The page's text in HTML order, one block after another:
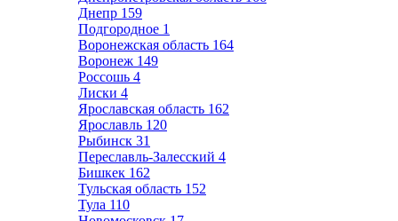
Днепр 159
Подгородное 1
Воронежская область 164
Воронеж 149
Россошь 4
Лиски 4
Ярославская область 162
Ярославль 120
Рыбинск 31
Переславль-Залесский 4
Бишкек 162
Тульская область 152
Тула 110